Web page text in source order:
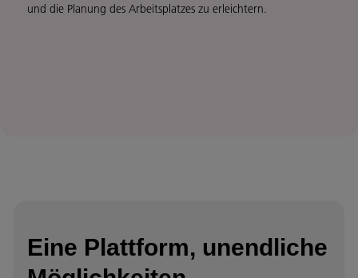
und die Planung des Arbeitsplatzes zu erleichtern.
Eine Plattform, unendliche